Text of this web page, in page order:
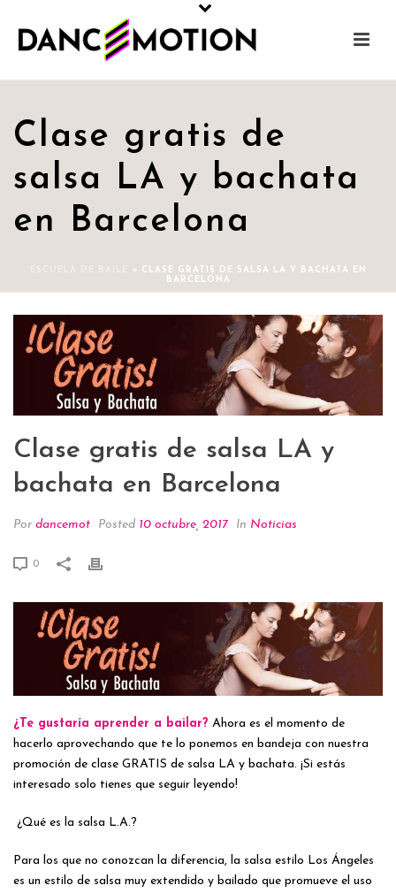
Clase gratis de
salsa LA y bachata
en Barcelona
» CLASE GRATIS DE SALSA LA Y BACHATA EN
BARCELONA
Clase gratis de salsa LA y
bachata en Barcelona
Por dancemot Posted 10 octubre, 2017 In Noticias
0
¿Te gustaría aprender a bailar? Ahora es el momento de
hacerlo aprovechando que te lo ponemos en bandeja con nuestra
promoción de clase GRATIS de salsa LA y bachata. ¡Si estás
interesado solo tienes que seguir leyendo!
¿Qué es la salsa L.A.?
Para los que no conozcan la diferencia, la salsa estilo Los Ángeles
es un estilo de salsa muy extendido y bailado que promueve el uso